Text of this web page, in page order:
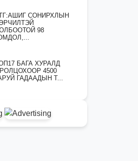
СОНИРХЛЫН
98
БАГА ХУРАЛД
4500
ГАДААДЫН Т...